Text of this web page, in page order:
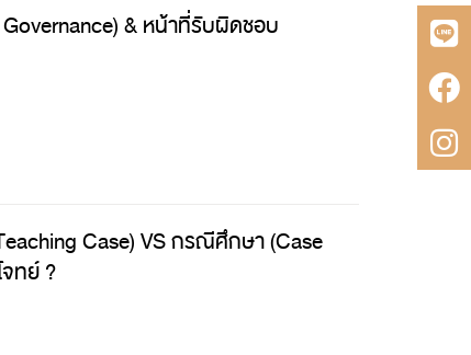
& หน้าที่รับผิดชอบ
Case) VS กรณีศึกษา (Case
จทย์ ?